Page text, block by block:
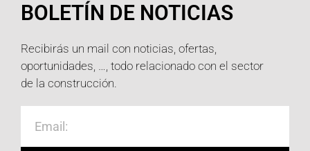
BOLETÍN DE NOTICIAS
Recibirás un mail con noticias, ofertas,
oportunidades, …, todo relacionado con el sector
de la construcción.